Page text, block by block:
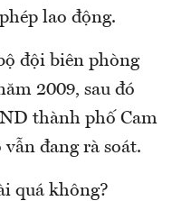
lao động.
đội biên phòng
2009, sau đó
thành phố Cam
đang rà soát.
quá không?